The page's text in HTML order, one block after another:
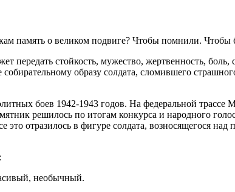
память о великом подвиге? Чтобы помнили.
передать стойкость, мужество, жертвенность,
образу солдата, сломившего
боев 1942-1943 годов. На федеральной
решилось по итогам конкурса и народного
отразилось в фигуре солдата, возносящегося над
необычный.